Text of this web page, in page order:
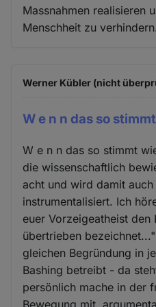
Massnahmen realisieren
Menschheit zu verhindern.
Werner Kübler (nicht
W e n n das so
W e n n das so stimmt
die wissenschaftlich
acht und wird damit
instrumentalisiert. Ich
euer Vorzeigeatheist den
übertrieben
gleichen Begründung in
Bashing betreibt - da
persönlich mache in der